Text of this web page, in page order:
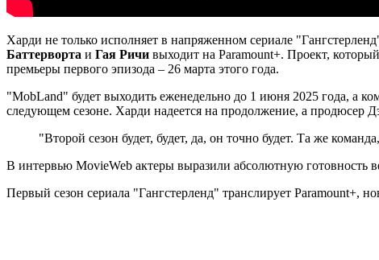
Харди не только исполняет в напряженном сериале
Баттерворта и Гая Ричи выходит на Paramount+. Проект,
премьеры первого эпизода – 26 марта этого года.
"MobLand" будет выходить еженедельно до 1 июня 2025 года, а
следующем сезоне. Харди надеется на продолжение, а продюсер
"Второй сезон будет, будет, да, он точно будет. Та же
В интервью MovieWeb актеры выразили абсолютную готовность
Первый сезон сериала "Гангстерленд" транслирует Paramount+,